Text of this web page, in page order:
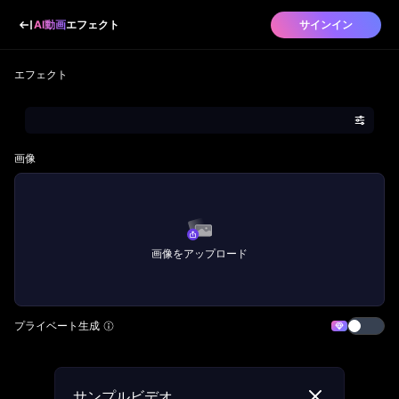
AI動画エフェクト サインイン
エフェクト
画像
画像をアップロード
プライベート生成